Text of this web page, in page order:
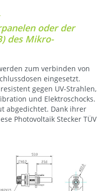
oder der
des Mikro-
zum verbinden von
eingesetzt.
gegen UV-Strahlen,
und Elektroschocks.
abgedichtet. Dank ihrer
Photovoltaik Stecker TÜV